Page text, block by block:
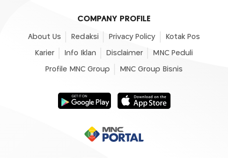
COMPANY PROFILE
About Us Redaksi Privacy Policy Kotak Pos
Karier Info Iklan Disclaimer MNC Peduli
Profile MNC Group MNC Group Bisnis